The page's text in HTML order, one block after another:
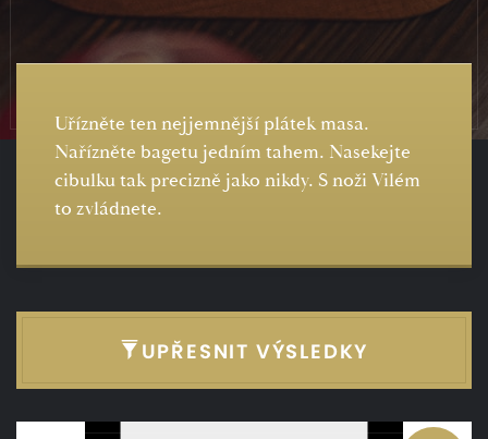
Uřízněte ten nejjemnější plátek masa.
Nařízněte bagetu jedním tahem. Nasekejte
cibulku tak precizně jako nikdy. S noži Vilém
to zvládnete.
UPŘESNIT VÝSLEDKY